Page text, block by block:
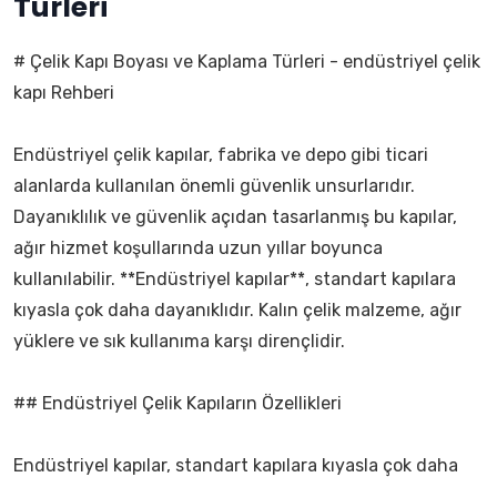
# Çelik Kapı Boyası ve Kaplama Türleri - endüstriyel çelik
kapı Rehberi
Endüstriyel çelik kapılar, fabrika ve depo gibi ticari
alanlarda kullanılan önemli güvenlik unsurlarıdır.
Dayanıklılık ve güvenlik açıdan tasarlanmış bu kapılar,
ağır hizmet koşullarında uzun yıllar boyunca
kullanılabilir. **Endüstriyel kapılar**, standart kapılara
kıyasla çok daha dayanıklıdır. Kalın çelik malzeme, ağır
yüklere ve sık kullanıma karşı dirençlidir.
## Endüstriyel Çelik Kapıların Özellikleri
Endüstriyel kapılar, standart kapılara kıyasla çok daha